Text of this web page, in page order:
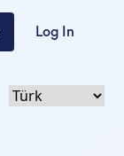
Log In